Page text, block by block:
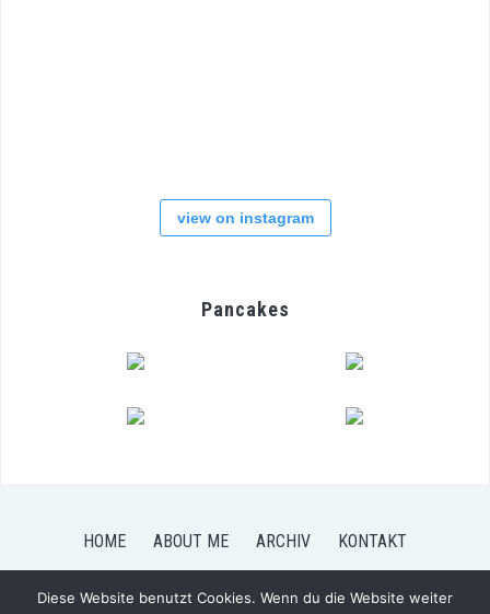
view on instagram
Pancakes
HOME ABOUT ME ARCHIV KONTAKT
Diese Website benutzt Cookies. Wenn du die Website weiter